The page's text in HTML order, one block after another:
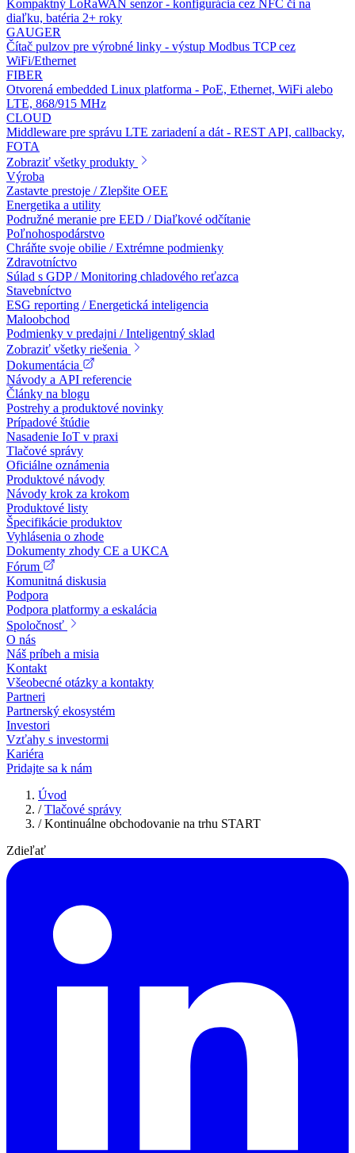
Kompaktný LoRaWAN senzor - konfigurácia cez NFC či na
diaľku, batéria 2+ roky
GAUGER
Čítač pulzov pre výrobné linky - výstup Modbus TCP cez
WiFi/Ethernet
FIBER
Otvorená embedded Linux platforma - PoE, Ethernet, WiFi alebo
LTE, 868/915 MHz
CLOUD
Middleware pre správu LTE zariadení a dát - REST API, callbacky,
FOTA
Zobraziť všetky produkty
Výroba
Zastavte prestoje / Zlepšite OEE
Energetika a utility
Podružné meranie pre EED / Diaľkové odčítanie
Poľnohospodárstvo
Chráňte svoje obilie / Extrémne podmienky
Zdravotníctvo
Súlad s GDP / Monitoring chladového reťazca
Stavebníctvo
ESG reporting / Energetická inteligencia
Maloobchod
Podmienky v predajni / Inteligentný sklad
Zobraziť všetky riešenia
Dokumentácia
Návody a API referencie
Články na blogu
Postrehy a produktové novinky
Prípadové štúdie
Nasadenie IoT v praxi
Tlačové správy
Oficiálne oznámenia
Produktové návody
Návody krok za krokom
Produktové listy
Špecifikácie produktov
Vyhlásenia o zhode
Dokumenty zhody CE a UKCA
Fórum
Komunitná diskusia
Podpora
Podpora platformy a eskalácia
Spoločnosť
O nás
Náš príbeh a misia
Kontakt
Všeobecné otázky a kontakty
Partneri
Partnerský ekosystém
Investori
Vzťahy s investormi
Kariéra
Pridajte sa k nám
Úvod
/ Tlačové správy
/ Kontinuálne obchodovanie na trhu START
Zdieľať